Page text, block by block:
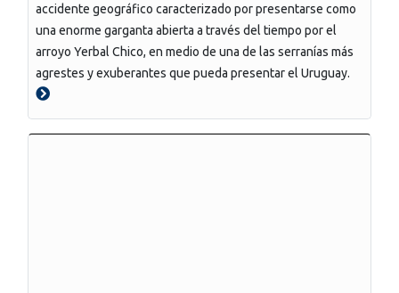
accidente geográfico caracterizado por presentarse como
una enorme garganta abierta a través del tiempo por el
arroyo Yerbal Chico, en medio de una de las serranías más
agrestes y exuberantes que pueda presentar el Uruguay.